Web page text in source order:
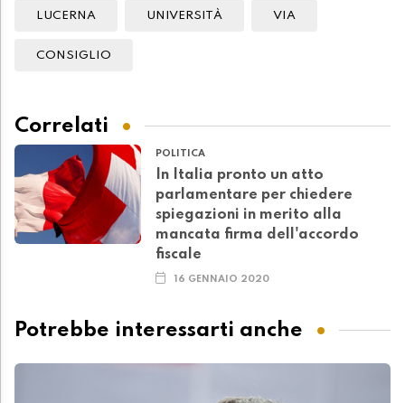
LUCERNA UNIVERSITÀ VIA
CONSIGLIO
Correlati
POLITICA
In Italia pronto un atto
parlamentare per chiedere
spiegazioni in merito alla
mancata firma dell'accordo
fiscale
16 GENNAIO 2020
Potrebbe interessarti anche